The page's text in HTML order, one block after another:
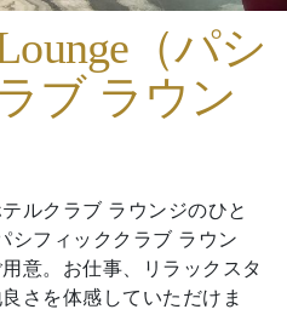
（パシ
ブ ラウン
ルクラブ ラウンジのひと
シフィッククラブ ラウン
意。お仕事、リラックスタ
さを体感していただけま